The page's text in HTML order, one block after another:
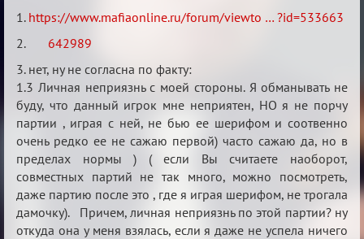
Апелляция
по
делу
Decorous
от
31.01.2025
21:46:02
1. https://www.mafiaonline.ru/forum/viewto … ?id=533663
2.
642989
3. нет, ну не согласна по факту:
1.3 Личная неприязнь с моей стороны. Я обманывать не
буду, что данный игрок мне неприятен, НО я не порчу
партии , играя с ней, не бью ее шерифом и соотвенно
очень редко ее не сажаю первой) часто сажаю да, но в
пределах нормы ) ( если Вы считаете наоборот,
совместных партий не так много, можно посмотреть,
даже партию после это , где я играя шерифом, не трогала
дамочку). Причем, личная неприязнь по этой партии? ну
откуда она у меня взялась, если я даже не успела ничего